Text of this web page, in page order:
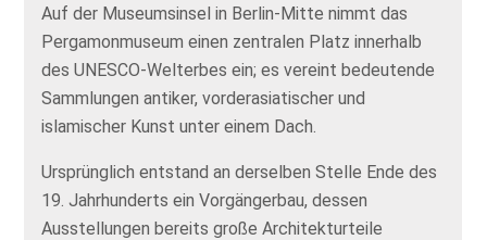
Auf der Museumsinsel in Berlin‑Mitte nimmt das
Pergamonmuseum einen zentralen Platz innerhalb
des UNESCO‑Welterbes ein; es vereint bedeutende
Sammlungen antiker, vorderasiatischer und
islamischer Kunst unter einem Dach.
Ursprünglich entstand an derselben Stelle Ende des
19. Jahrhunderts ein Vorgängerbau, dessen
Ausstellungen bereits große Architekturteile